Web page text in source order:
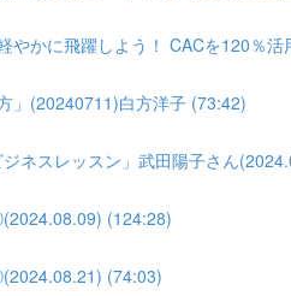
やかに飛躍しよう！ CACを120％
」(20240711)白方洋子 (73:42)
ネスレッスン」武田陽子さん
(124:28)
(74:03)